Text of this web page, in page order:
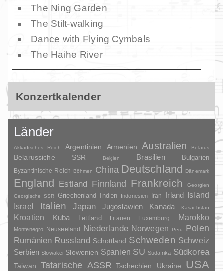
The Ning Garden
The Stilt-walking
Dance with Flying Cymbals
The Haihe River
Konzertkalender
Länder
Akkadisches Reich Argentinien Armenien Australien Belarus
Belarussiche SSR Belgien Brasilien Bulgarien
Byzantinische Reich Böhmen China Deutschland Dänemark
England Estland Finnland Frankreich
Georgien
Georgische SSR
Griechenland Indien Indonesien Iran Irland
Island
Israel
Italien Japan Jugoslawien Kanada Kasachstan
Kroatien Kuba Lettland Litauen Luxemburg Marokko
Montenegro Neuseeland Niederlande Norwegen Peru
Polen
Rumänien Russland Schottland Schweden Schweiz
Serbien Slowakei Slowenien Spanien SU Südafrika Südkorea
Taiwan Tatarische ASSR Tschechien Ukraine USA